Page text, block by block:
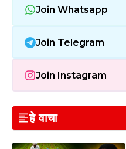
Join Whatsapp
Join Telegram
Join Instagram
हे वाचा